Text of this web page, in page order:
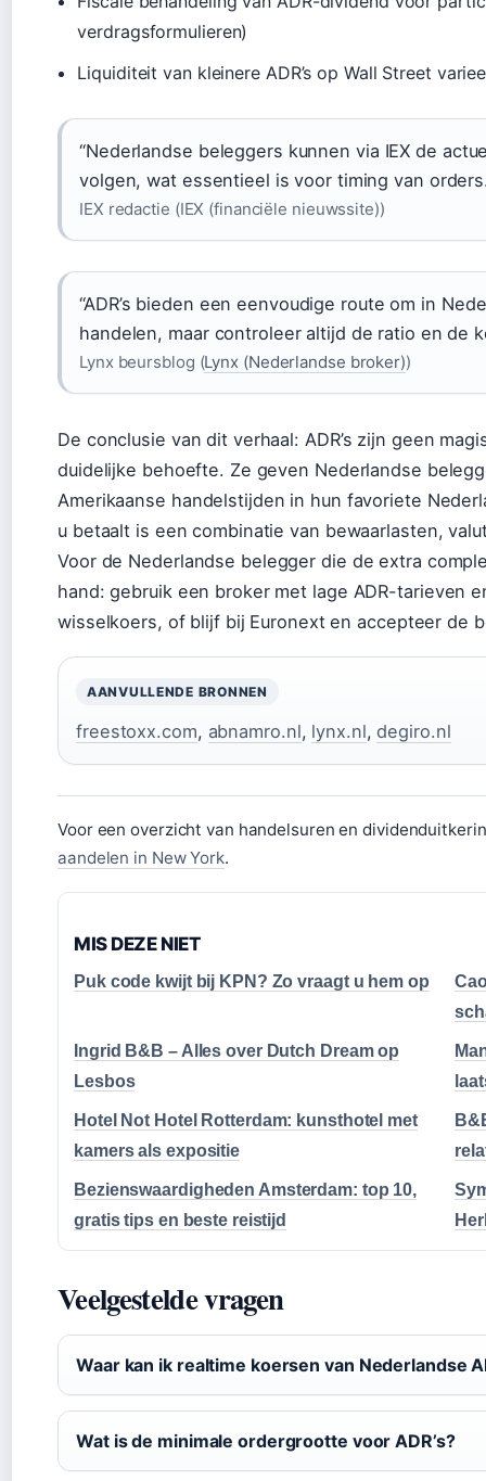
verdragsformulieren)
Liquiditeit van kleinere ADR’s op Wall Street
“Nederlandse beleggers kunnen via IEX de
volgen, wat essentieel is voor timing van
IEX redactie (IEX (financiële nieuwssite))
“ADR’s bieden een eenvoudige route om in
handelen, maar controleer altijd de ratio en de
Lynx beursblog (Lynx (Nederlandse broker))
De conclusie van dit verhaal: ADR’s zijn geen
duidelijke behoefte. Ze geven Nederlandse
Amerikaanse handelstijden in hun favoriete
u betaalt is een combinatie van bewaarlasten,
Voor de Nederlandse belegger die de extra
hand: gebruik een broker met lage ADR-tarieven
wisselkoers, of blijf bij Euronext en accepteer de
AANVULLENDE BRONNEN
freestoxx.com, abnamro.nl, lynx.nl,degiro.nl
Voor een overzicht van handelsuren en
aandelen in New York.
MIS DEZE NIET
Puk code kwijt bij KPN? Zo vraagt u hem op
Ingrid B&B – Alles over Dutch Dream op
Lesbos
Hotel Not Hotel Rotterdam: kunsthotel met
kamers als expositie
Bezienswaardigheden Amsterdam: top 10,
gratis tips en beste reistijd
Veelgestelde vragen
Waar kan ik realtime koersen van Nederlandse
Wat is de minimale ordergrootte voor ADR’s?